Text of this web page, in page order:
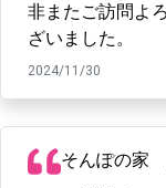
非またご訪問よ
ざいました。
2024/11/30
そんぽの家